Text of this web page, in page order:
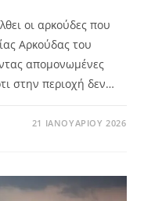
οι αρκούδες που
Αρκούδας του
απομονωμένες
στην περιοχή δεν…
21 ΙΑΝΟΥΑΡΊΟΥ 2026